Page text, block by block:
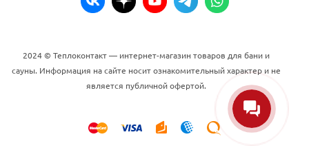
2024 © Теплоконтакт — интернет-магазин товаров для бани и
сауны. Информация на сайте носит ознакомительный характер и не
является публичной офертой.